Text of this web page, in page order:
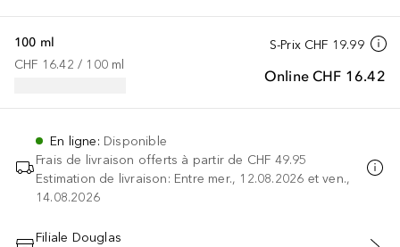
S-Prix CHF 19.99
Online CHF 16.42
100 ml
CHF 16.42 / 100 ml
En ligne: Disponible
Frais de livraison offerts à partir de CHF 49.95
Estimation de livraison: Entre mer., 12.08.2026 et ven.,
14.08.2026
Filiale Douglas